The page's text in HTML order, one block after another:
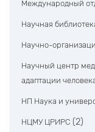
Международный
Научная
Научно-
Научный центр
адаптации
НП Наука и
НЦМУ ЦРИРС (2)